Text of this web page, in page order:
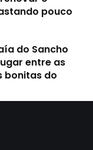
pouco
do Sancho
entre as
bonitas do